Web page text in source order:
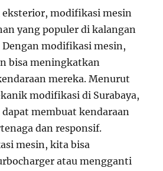
modifikasi mesin
yang populer di kalangan
modifikasi mesin,
bisa meningkatkan
mereka. Menurut
modifikasi di Surabaya,
membuat kendaraan
dan responsif.
mesin, kita bisa
atau mengganti